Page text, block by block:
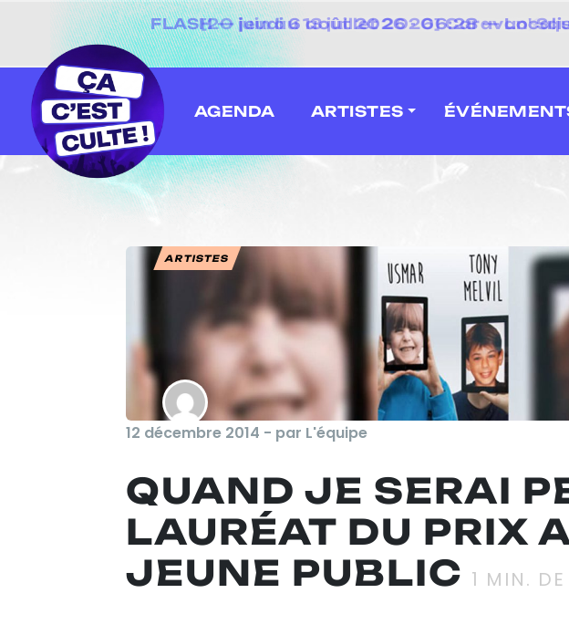
[20 juin au 13 juillet 2026] Caravan'
AGENDA ARTISTES
ARTISTES
12 décembre 2014 - par L'équipe
QUAND JE SERAI
LAURÉAT DU PRIX
JEUNE PUBLIC 1 MIN. DE